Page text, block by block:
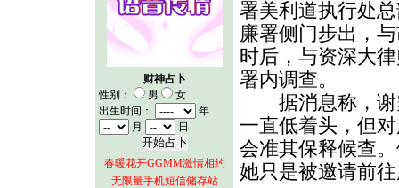
财神占卜
性别：
男
女
出生时间：
年
月
日
春暖花开GGMM激情相约
无限量手机短信储存站
署美利道执行处
廉署侧门步出，
时后，与资深大
署内调查。
据消息称，谢
一直低着头，但
会准其保释候查
她只是被邀请前